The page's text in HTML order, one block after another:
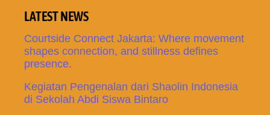
LATEST NEWS
Courtside Connect Jakarta: Where movement
shapes connection, and stillness defines
presence.
Kegiatan Pengenalan dari Shaolin Indonesia
di Sekolah Abdi Siswa Bintaro